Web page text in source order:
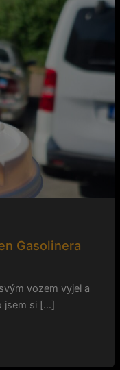
Gasolinera
vozem vyjel a
jsem si […]